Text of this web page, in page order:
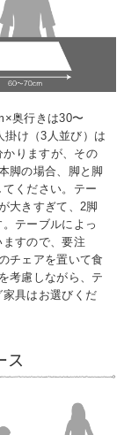
奥行きは30〜
掛け（3人並び）は
りますが、その
脚の場合、脚と脚
ください。テー
大きすぎて、2脚
テーブルによっ
すので、要注
チェアを置いて食
考慮しながら、テ
具はお選びくだ
ス